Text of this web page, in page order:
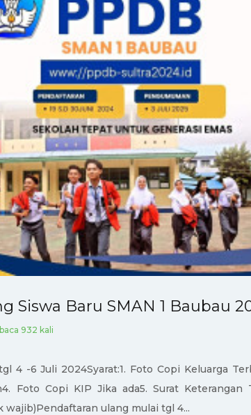
Siswa Baru SMAN 1 Baubau
932 kali
4 -6 Juli 2024Syarat:1. Foto Copi Keluarga
Foto Copi KIP Jika ada5. Surat Keterangan
ulang mulai tgl 4...